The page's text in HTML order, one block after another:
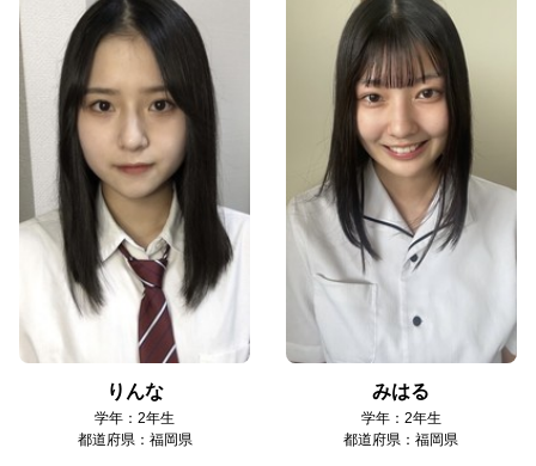
りんな
学年：2年生
都道府県：福岡県
みはる
学年：2年生
都道府県：福岡県